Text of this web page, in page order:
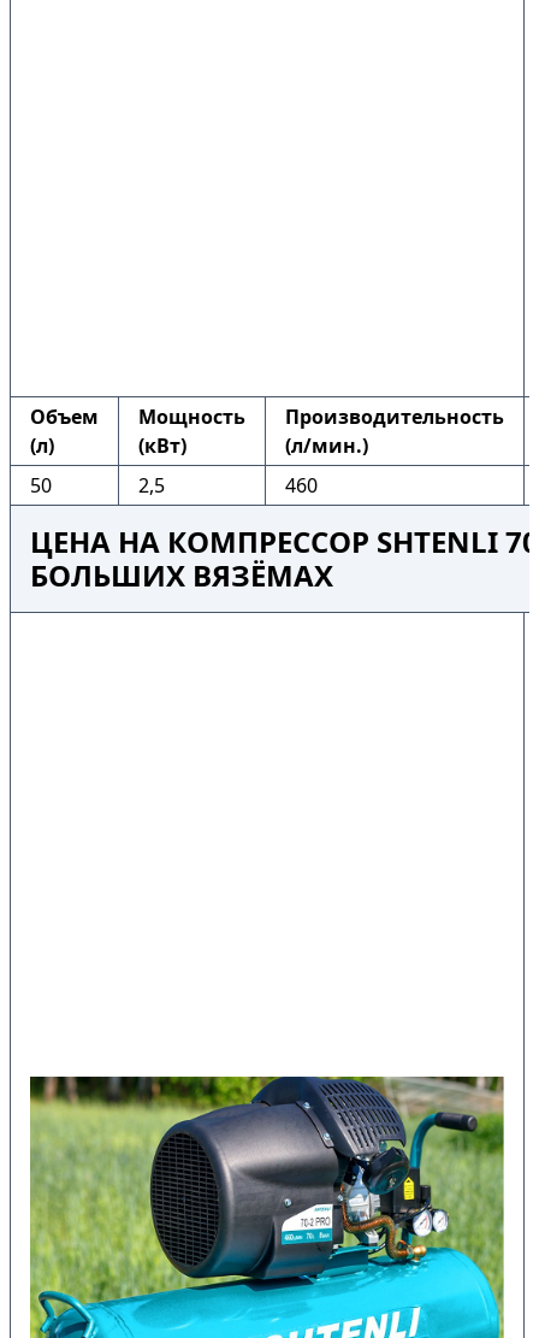
Объем
(л)
Мощность
(кВт)
Производительность
(л/мин.)
50
2,5 460
ЦЕНА НА КОМПРЕССОР SHTENLI
БОЛЬШИХ ВЯЗЁМАХ